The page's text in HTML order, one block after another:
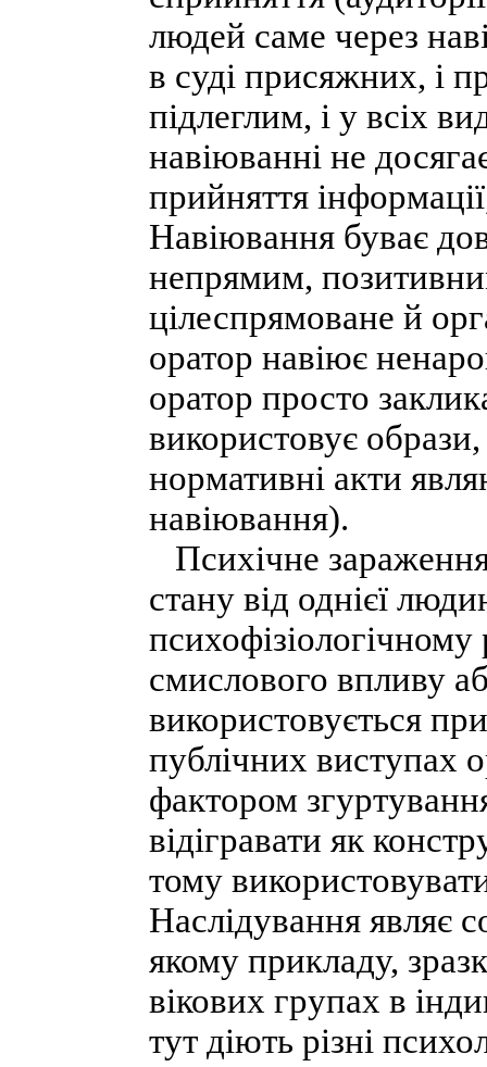
людей саме через
в суді присяжних, і
підлеглим, і у всіх
навіюванні не
прийняття
Навіювання буває
непрямим,
цілеспрямоване й
оратор навіює
оратор просто
використовує
нормативні акти
навіювання).
Психічне
стану від однієї
психофізіологічному
смислового впливу
використовується
публічних виступах
фактором
відігравати як
тому
Наслідування являє
якому прикладу,
вікових групах в
тут діють різні